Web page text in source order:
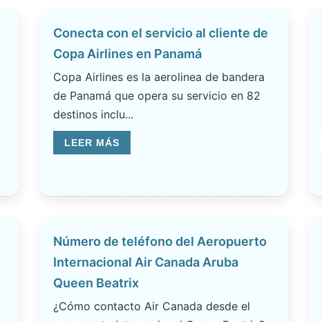
Conecta con el servicio al cliente de
Copa Airlines en Panamá
Copa Airlines es la aerolinea de bandera
de Panamá que opera su servicio en 82
destinos inclu...
LEER MÁS
Número de teléfono del Aeropuerto
Internacional Air Canada Aruba
Queen Beatrix
¿Cómo contacto Air Canada desde el